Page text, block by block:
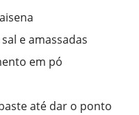
e amassadas
em pó
até dar o ponto